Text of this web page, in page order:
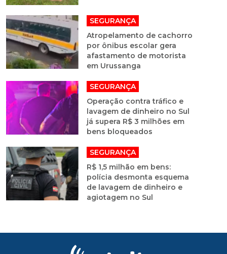
SEGURANÇA
Atropelamento de cachorro
por ônibus escolar gera
afastamento de motorista
em Urussanga
SEGURANÇA
Operação contra tráfico e
lavagem de dinheiro no Sul
já supera R$ 3 milhões em
bens bloqueados
SEGURANÇA
R$ 1,5 milhão em bens:
polícia desmonta esquema
de lavagem de dinheiro e
agiotagem no Sul